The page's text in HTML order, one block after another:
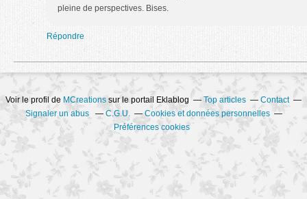
pleine de perspectives. Bises.
Répondre
Voir le profil de MCreations sur le portail Eklablog Top articles
Contact
Signaler un abus
C.G.U.
Cookies et données personnelles
Préférences cookies